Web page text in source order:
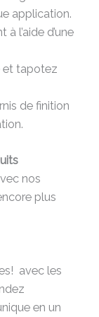
application.
l’aide d’une
et tapotez
de finition
nos
plus
avec les
en un